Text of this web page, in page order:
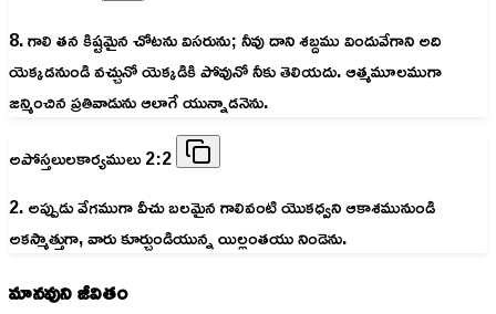
8. గాలి తన కిష్టమైన చోటను విసరును; నీవు దాని శబ్దము విందువేగాని అది
యెక్కడనుండి వచ్చునో యెక్కడికి పోవునో నీకు తెలియదు. ఆత్మమూలముగా
జన్మించిన ప్రతివాడును ఆలాగే యున్నాడనెను.
అపోస్తలులకార్యములు 2:2
2. అప్పుడు వేగముగా వీచు బలమైన గాలివంటి యొకధ్వని ఆకాశమునుండి
అకస్మాత్తుగా, వారు కూర్చుండియున్న యిల్లంతయు నిండెను.
మానవుని జీవితం